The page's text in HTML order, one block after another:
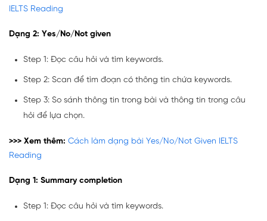
IELTS Reading
Dạng 2: Yes/No/Not given
Step 1: Đọc câu hỏi và tìm keywords.
Step 2: Scan để tìm đoạn có thông tin chứa keywords.
Step 3: So sánh thông tin trong bài và thông tin trong câu
hỏi để lựa chọn.
>>> Xem thêm: Cách làm dạng bài Yes/No/Not Given IELTS
Reading
Dạng 1: Summary completion
Step 1: Đọc câu hỏi và tìm keywords.